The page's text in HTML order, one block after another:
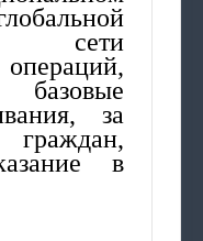
сети
за
в